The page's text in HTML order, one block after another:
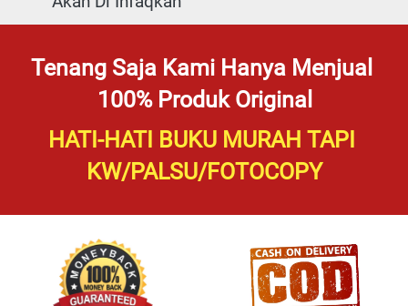
Tenang Saja Kami Hanya Menjual
100% Produk Original
HATI-HATI BUKU MURAH TAPI
KW/PALSU/FOTOCOPY